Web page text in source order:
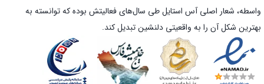
واسطه، شعار اصلی آس استایل طی سال‌های فعالیتش بوده که توانسته به
بهترین شکل آن را به واقعیتی دلنشین تبدیل کند.